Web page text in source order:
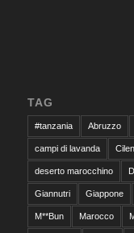
TAG
#tanzania Abruzzo
campi di lavanda
deserto marocchino
Giannutri Giappone
M**Bun Marocco